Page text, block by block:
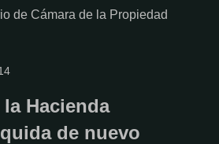
de Cámara de la Propiedad
Hacienda
de nuevo